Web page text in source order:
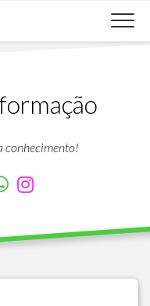
conhecimento!